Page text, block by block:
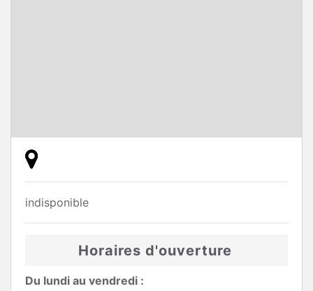
indisponible
Horaires d'ouverture
Du lundi au vendredi :